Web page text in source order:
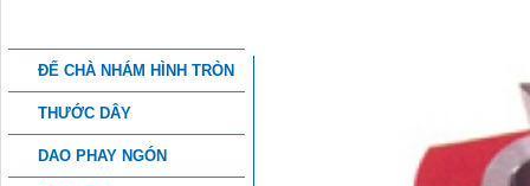
ĐẾ CHÀ NHÁM HÌNH TRÒN
THƯỚC DÂY
DAO PHAY NGÓN